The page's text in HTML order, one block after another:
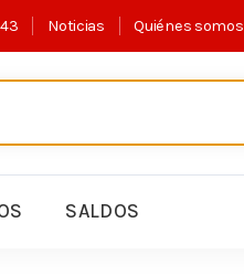
Noticias Quiénes somos
SALDOS